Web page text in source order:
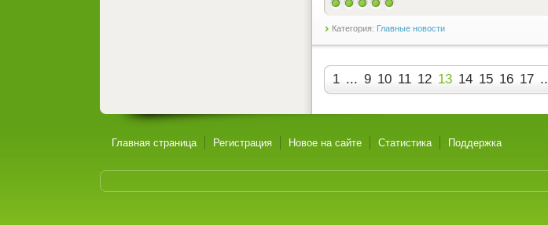
Категория: Главные новости
1 ... 9 10 11 12 13 14 15 16 17
Главная страница Регистрация Новое на сайте Статистика Поддержка